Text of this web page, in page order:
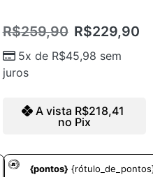
R$259,90 R$229,90
5x de R$45,98 sem
juros
A vista R$218,41
no Pix
{pontos}